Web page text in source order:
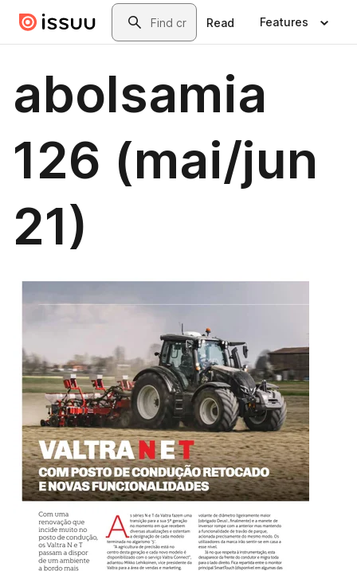
Skip to main contentSearch
Read Features
abolsamia
126 (mai/jun
21)